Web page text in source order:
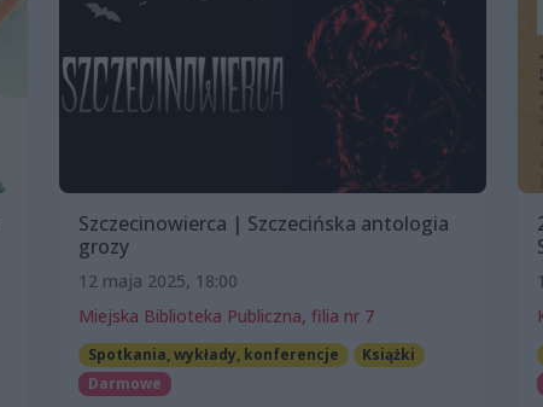
Szczecinowierca | Szczecińska antologia
grozy
12 maja 2025, 18:00
Miejska Biblioteka Publiczna, filia nr 7
Spotkania, wykłady, konferencje
Książki
Darmowe